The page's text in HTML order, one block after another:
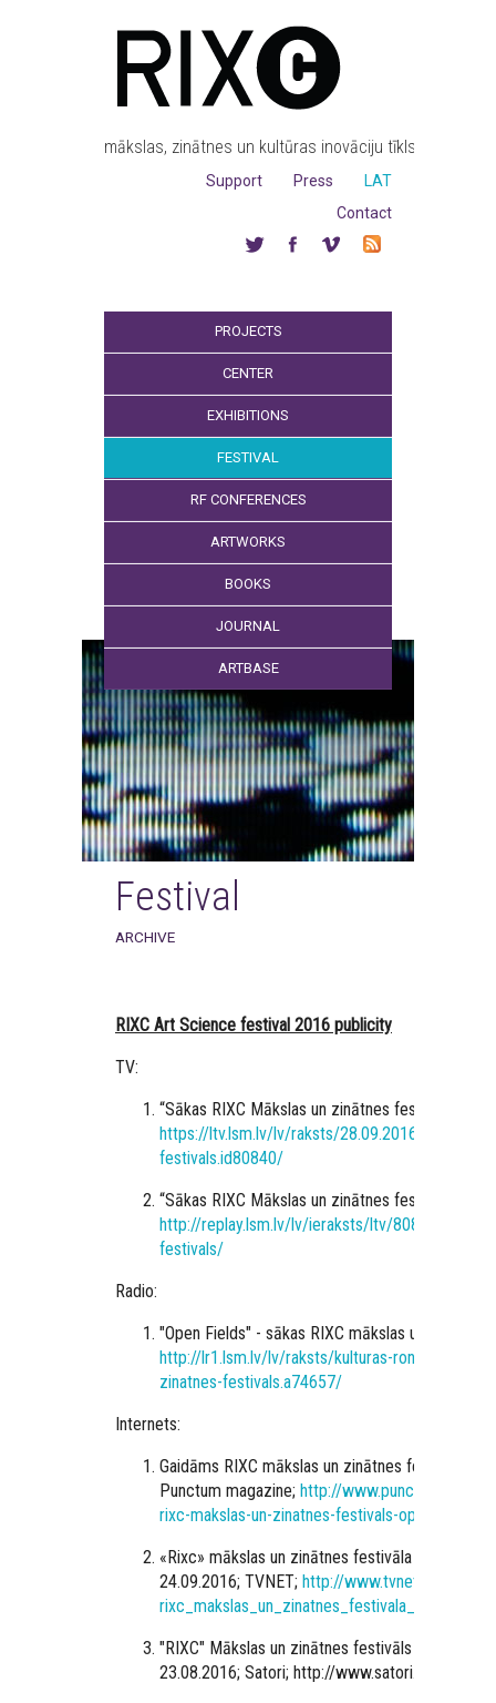
mākslas, zinātnes un kultūras inovāciju tīkls
LAT
Press
Support
Contact
PROJECTS
CENTER
EXHIBITIONS
FESTIVAL
RF CONFERENCES
ARTWORKS
BOOKS
JOURNAL
ARTBASE
Festival
ARCHIVE
RIXC Art Science festival 2016 publicity
TV:
“Sākas RIXC Mākslas un zinātnes festivāls”;
https://ltv.lsm.lv/lv/raksts/28.09.2016-sakas-
festivals.id80840/
“Sākas RIXC Mākslas un zinātnes festivāls”;
http://replay.lsm.lv/lv/ieraksts/ltv/80882/sakas-
festivals/
Radio:
"Open Fields" - sākas RIXC mākslas un
http://lr1.lsm.lv/lv/raksts/kulturas-rondo/open-
zinatnes-festivals.a74657/
Internets:
Gaidāms RIXC mākslas un zinātnes festivāls
Punctum magazine; http://
rixc-makslas-un-zinatnes-festivals-open-fields/
«Rixc» mākslas un zinātnes festivāla
24.09.2016; TVNET; http://www.tvnet.lv/
"RIXC" Mākslas un zinātnes festivāls šoruden
23.08.2016; Satori; http://www.satori.lv/raksts/